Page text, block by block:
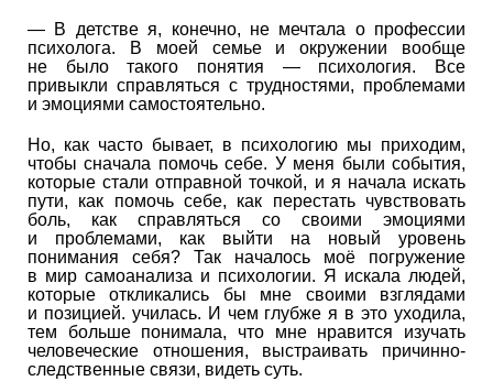
— В детстве я, конечно, не мечтала о профессии
психолога. В моей семье и окружении вообще
не было такого понятия — психология. Все
привыкли справляться с трудностями, проблемами
и эмоциями самостоятельно.
Но, как часто бывает, в психологию мы приходим,
чтобы сначала помочь себе. У меня были события,
которые стали отправной точкой, и я начала искать
пути, как помочь себе, как перестать чувствовать
боль, как справляться со своими эмоциями
и проблемами, как выйти на новый уровень
понимания себя? Так началось моё погружение
в мир самоанализа и психологии. Я искала людей,
которые откликались бы мне своими взглядами
и позицией. училась. И чем глубже я в это уходила,
тем больше понимала, что мне нравится изучать
человеческие отношения, выстраивать причинно-
следственные связи, видеть суть.